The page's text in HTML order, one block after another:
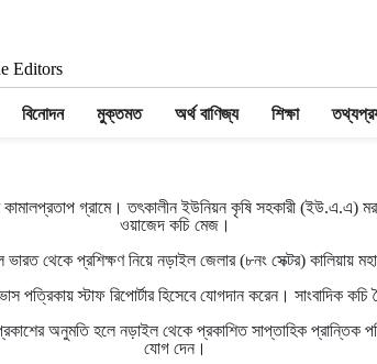
বিনোদন মুক্তমত অর্থ বাণিজ্য শিক্ষা
গ্রামে। তৎকালীন ইউনিয়ন কৃষি সহকারী (ইউ.এ.এ)
ওয়াজেদ কচি মেজ।
থেকে প্রশিক্ষণ নিয়ে নড়াইল জেলার (৮নং সেক্টর) কালিয়ায়
পত্রিকায় স্টাফ রিপোর্টার হিসেবে যোগদান করেন। সাংবাদিক
অনুমতি হলে নড়াইল থেকে প্রকাশিত সাপ্তাহিক প্রান্তিক
যোগ দেন।